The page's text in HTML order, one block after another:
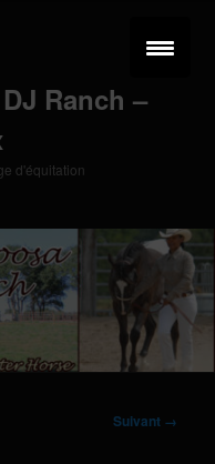
Ranch –
d'équitation
Suivant →